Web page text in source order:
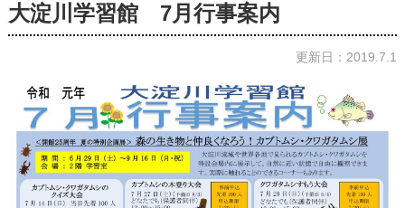
大淀川学習館 7月行事案内
更新日：2019.7.1